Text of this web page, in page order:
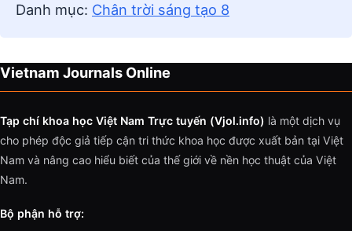
Danh mục: Chân trời sáng tạo 8
Vietnam Journals Online
Tạp chí khoa học Việt Nam Trực tuyến (Vjol.info) là một dịch vụ
cho phép độc giả tiếp cận tri thức khoa học được xuất bản tại Việt
Nam và nâng cao hiểu biết của thế giới về nền học thuật của Việt
Nam.
Bộ phận hỗ trợ: